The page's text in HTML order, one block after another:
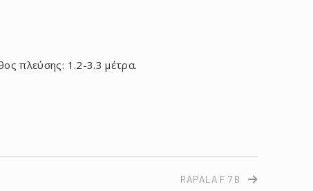
πλεύσης: 1.2-3.3 μέτρα.
RAPALA F 7 B